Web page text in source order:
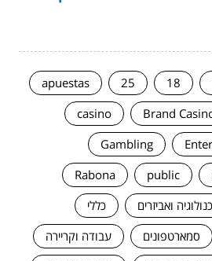
18
25
apuestas
Brand
casino
Gambling
public
Rabona
ואביזרים
כללי
סמארטפונים
עבודה וקריירה